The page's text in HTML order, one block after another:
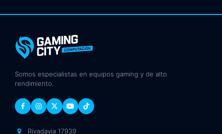
Somos especialistas en equipos gaming y de alto
rendimiento.
Rivadavia 17939